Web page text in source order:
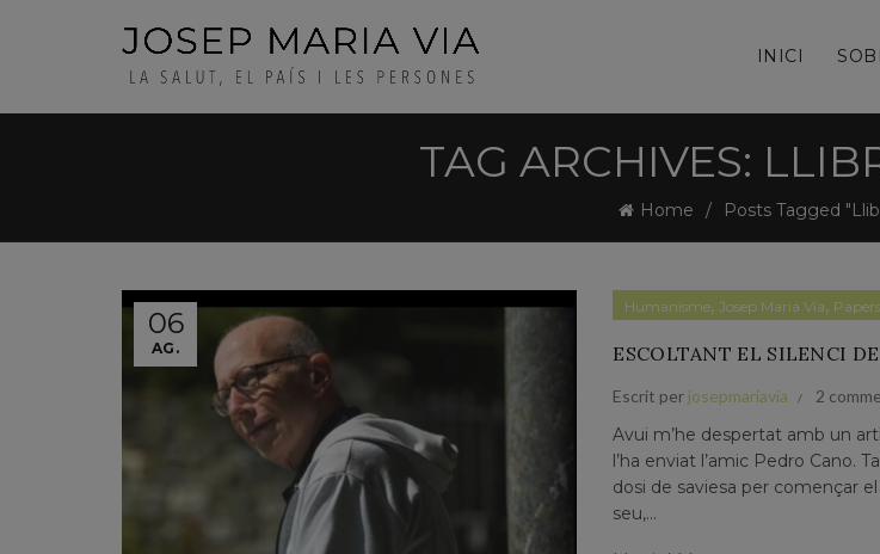
INICI
TAG ARCHIVES:
Home Posts Tagged
06
AG.
Humanisme,Josep Maria Via,
ESCOLTANT EL SILENCI
Escrit per josepmariavia 2
Avui m’he despertat amb un
l’ha enviat l’amic Pedro Cano.
dosi de saviesa per començar el
seu,...